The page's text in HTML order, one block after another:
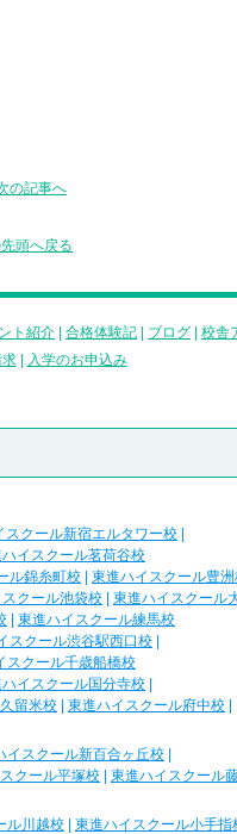
の記事へ
頭へ戻る
ト紹介 合格体験記 ブログ 校舎
|
入学のお申込み
スクール新宿エルタワー校
イスクール茗荷谷校
ル錦糸町校 東進ハイスクール豊
クール池袋校 東進ハイスクール
東進ハイスクール練馬校
スクール渋谷駅西口校
スクール千歳船橋校
イスクール国分寺校
留米校 東進ハイスクール府中校
イスクール新百合ヶ丘校
クール平塚校 東進ハイスクール
ル川越校 東進ハイスクール小手指